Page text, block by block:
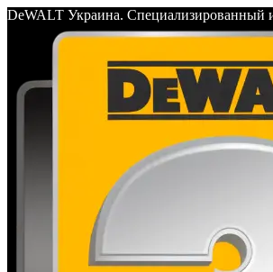
DeWALT Украина.